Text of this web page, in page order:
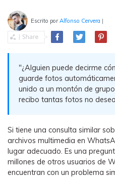
PC.
Mutsapper
Transfiere
Transfiere
WhatsApp y
Escrito porAlfonso Cervera |
"¿Alguien puede decirme
guarde fotos
unido a un montón de
recibo tantas fotos no
Si tiene una consulta similar
archivos multimedia en
lugar adecuado. Es una
millones de otros usuarios de
encuentran con un problema